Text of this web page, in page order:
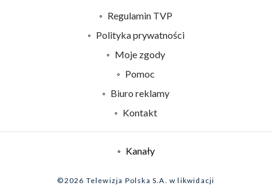
Centrum informacji TVP
Naziemna Telewizja Cyfrowa
System NOS
Biuro Reklamy
Regulamin TVP
Polityka prywatności
Moje zgody
Pomoc
Biuro reklamy
Kontakt
Kanały
©2026 Telewizja Polska S.A. w likwidacji